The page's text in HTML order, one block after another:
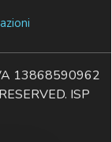
13868590962
ISP